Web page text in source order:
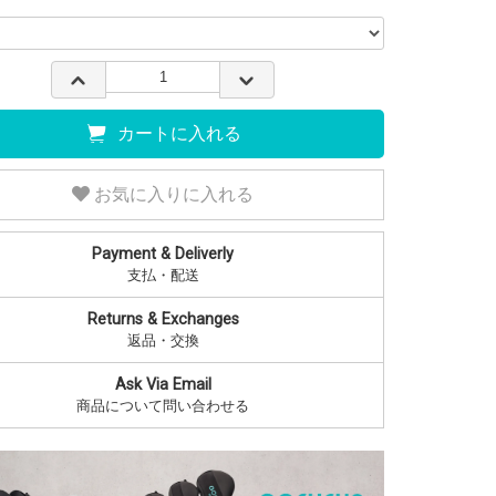
カートに入れる
お気に入りに入れる
Payment & Deliverly
支払・配送
Returns & Exchanges
返品・交換
Ask Via Email
商品について問い合わせる